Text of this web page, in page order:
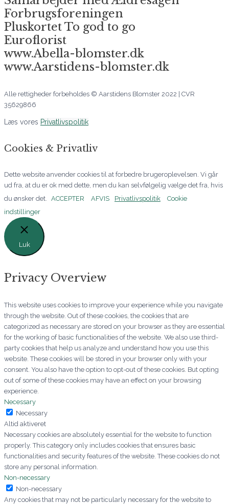
Forbrugsforeningen
Pluskortet To god to go
Euroflorist
www.Abella-blomster.dk
www.Aarstidens-blomster.dk
Alle rettigheder forbeholdes © Aarstidens Blomster 2022 | CVR
35629866
Læs vores Privatlivspolitik
Cookies & Privatliv
Dette website anvender cookies til at forbedre brugeroplevelsen. Vi går
ud fra, at du er ok med dette, men du kan selvfølgelig vælge det fra, hvis
du ønsker det. ACCEPTER AFVIS Privatlivspolitik
Cookie
indstillinger
Luk
Privacy Overview
This website uses cookies to improve your experience while you navigate
through the website. Out of these cookies, the cookies that are
categorized as necessary are stored on your browser as they are essential
for the working of basic functionalities of the website. We also use third-
party cookies that help us analyze and understand how you use this
website. These cookies will be stored in your browser only with your
consent. You also have the option to opt-out of these cookies. But opting
out of some of these cookies may have an effect on your browsing
experience.
Necessary
Necessary
Altid aktiveret
Necessary cookies are absolutely essential for the website to function
properly. This category only includes cookies that ensures basic
functionalities and security features of the website. These cookies do not
store any personal information.
Non-necessary
Non-necessary
Any cookies that may not be particularly necessary for the website to